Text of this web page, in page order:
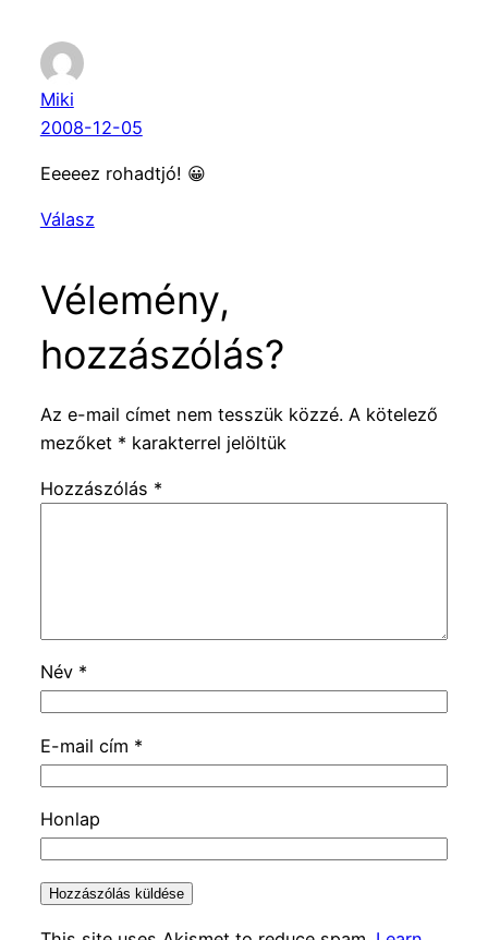
Miki
2008-12-05
Eeeeez rohadtjó! 😀
Válasz
Vélemény,
hozzászólás?
Az e-mail címet nem tesszük közzé. A kötelező
mezőket * karakterrel jelöltük
Hozzászólás *
Név *
E-mail cím *
Honlap